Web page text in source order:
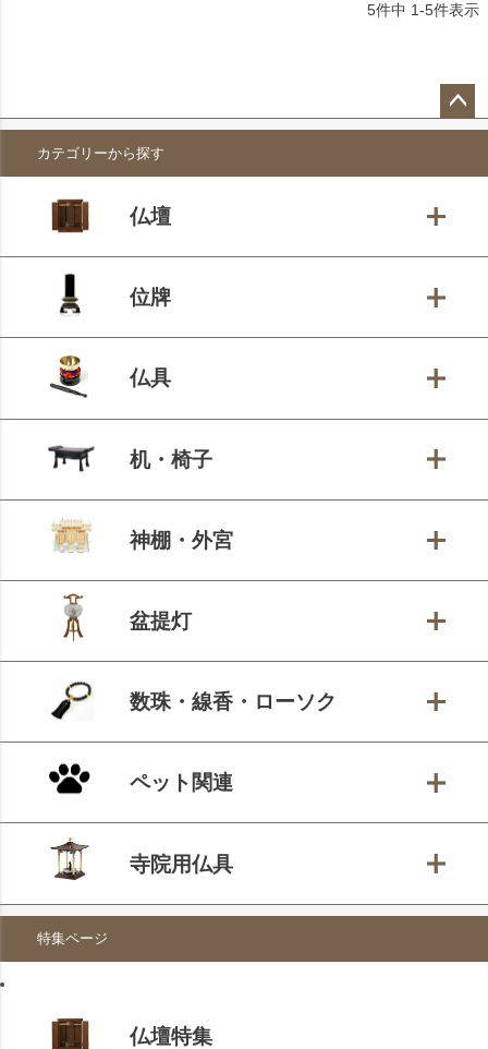
5件中 1-5件表示
ペー
ップ
カテゴリーから探す
仏壇
位牌
仏具
机・椅子
神棚・外宮
盆提灯
数珠・線香・ローソク
ペット関連
寺院用仏具
特集ページ
仏壇特集